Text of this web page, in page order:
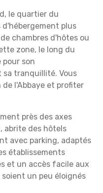
le quartier du
d'hébergement plus
chambres d'hôtes ou
zone, le long du
pour son
tranquillité. Vous
l'Abbaye et profiter
près des axes
abrite des hôtels
avec parking, adaptés
établissements
et un accès facile aux
un peu éloignés